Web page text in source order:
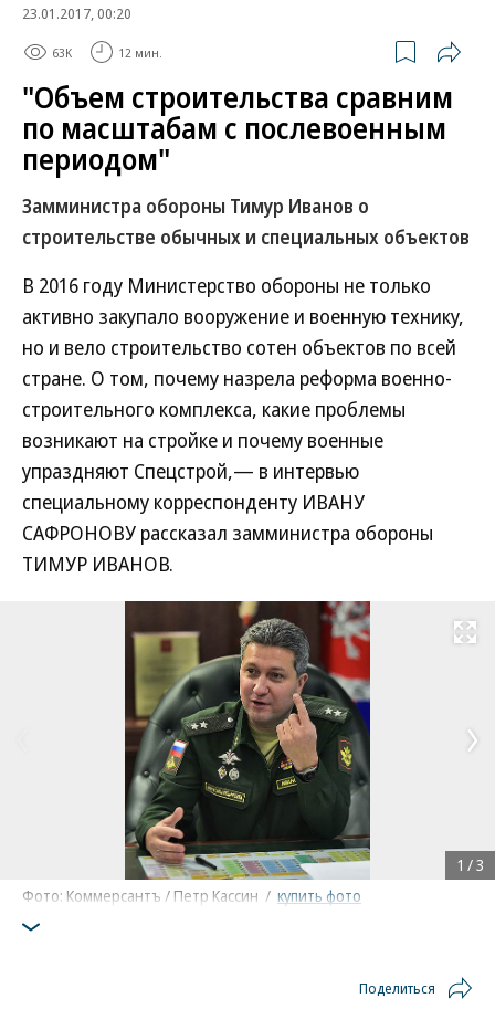
23.01.2017, 00:20
63K 12 мин.
"Объем строительства сравним
по масштабам с послевоенным
периодом"
Замминистра обороны Тимур Иванов о
строительстве обычных и специальных объектов
В 2016 году Министерство обороны не только
активно закупало вооружение и военную технику,
но и вело строительство сотен объектов по всей
стране. О том, почему назрела реформа военно-
строительного комплекса, какие проблемы
возникают на стройке и почему военные
упраздняют Спецстрой,— в интервью
специальному корреспонденту ИВАНУ
САФРОНОВУ рассказал замминистра обороны
ТИМУР ИВАНОВ.
Развернуть
Фото: Коммерсантъ / Петр Кассин / купить фото
1 /3
Поделиться